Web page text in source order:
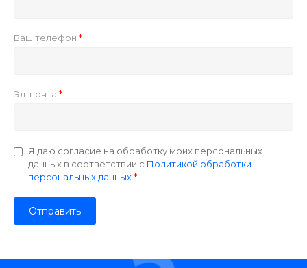
Ваш телефон
Эл. почта
Я даю согласие на обработку моих персональных
данных в соответствии с Политикой обработки
персональных данных